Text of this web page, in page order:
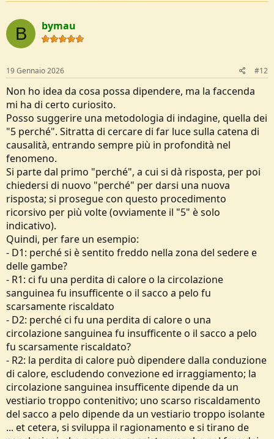
B bymau
19 Gennaio 2026 #12
Non ho idea da cosa possa dipendere, ma la faccenda
mi ha di certo curiosito.
Posso suggerire una metodologia di indagine, quella dei
"5 perché". Sitratta di cercare di far luce sulla catena di
causalità, entrando sempre più in profondità nel
fenomeno.
Si parte dal primo "perché", a cui si dà risposta, per poi
chiedersi di nuovo "perché" per darsi una nuova
risposta; si prosegue con questo procedimento
ricorsivo per più volte (ovviamente il "5" è solo
indicativo).
Quindi, per fare un esempio:
- D1: perché si è sentito freddo nella zona del sedere e
delle gambe?
- R1: ci fu una perdita di calore o la circolazione
sanguinea fu insufficente o il sacco a pelo fu
scarsamente riscaldato
- D2: perché ci fu una perdita di calore o una
circolazione sanguinea fu insufficente o il sacco a pelo
fu scarsamente riscaldato?
- R2: la perdita di calore può dipendere dalla conduzione
di calore, escludendo convezione ed irraggiamento; la
circolazione sanguinea insufficente dipende da un
vestiario troppo contenitivo; uno scarso riscaldamento
del sacco a pelo dipende da un vestiario troppo isolante
... et cetera, si sviluppa il ragionamento e si tirano de